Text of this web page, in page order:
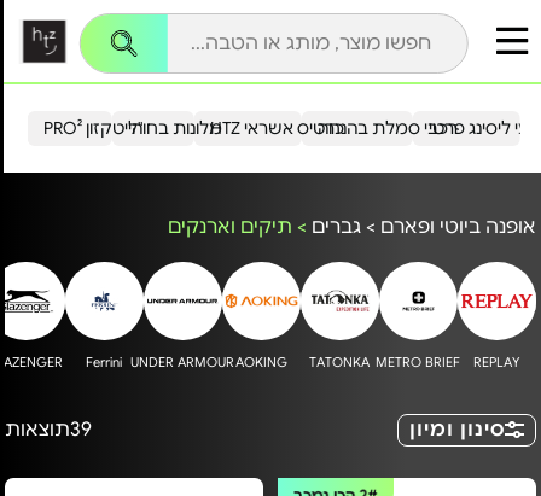
הייטקזון PRO²מלונות בחו"ל כרטיס אשראי HTZ ליסינג פרטירכבי סמלת בהנחה
אופנה ביוטי ופארם > גברים > תיקים וארנקים
REPLAY
METRO BRIEF
TATONKA
AOKING
UNDER ARMOUR
Ferrini
סינון ומיון 39תוצאות